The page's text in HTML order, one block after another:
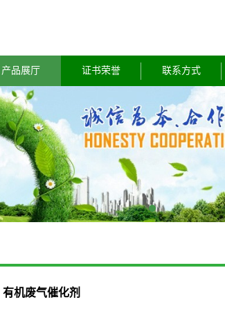
产品展厅 证书荣誉 联系方式
有机废气催化剂